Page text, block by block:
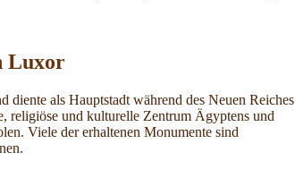
Luxor
als Hauptstadt während des Neuen Reiches
religiöse und kulturelle Zentrum Ägyptens und
Viele der erhaltenen Monumente sind